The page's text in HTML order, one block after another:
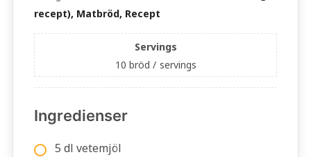
recept), Matbröd, Recept
Servings
10 bröd / servings
Ingredienser
5 dl vetemjöl